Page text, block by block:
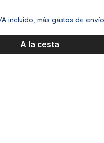
incluido, más gastos de envío
A la cesta